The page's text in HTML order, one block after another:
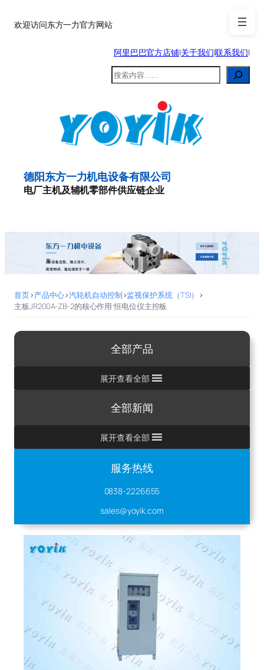
至欢迎访问东方一力官方网站
阿里巴巴官方店铺|关于我们|联系我们|
搜
索
德阳东方一力机电设备有限公司
电厂主机及辅机零部件供应链企业
首页>产品中心>汽轮机自动控制>监视保护系统（TSI） >
主板JR200A-ZB-2的核心作用 恒电位仪主控板
全部产品
展开查看全部
全部新闻
展开查看全部
服务热线
0838-2226655
sales@yoyik.com